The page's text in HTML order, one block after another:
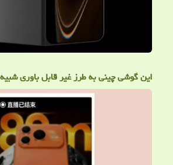
این گوشی چینی به طرز غیر قابل باوری شبیه آیفون